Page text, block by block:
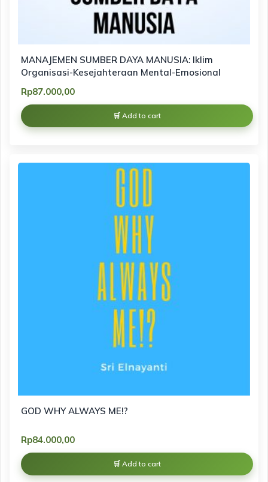
MANAJEMEN SUMBER DAYA MANUSIA: Iklim
Organisasi-Kesejahteraan Mental-Emosional
Rp87.000,00
Add to cart
GOD WHY ALWAYS ME!?
Rp84.000,00
Add to cart